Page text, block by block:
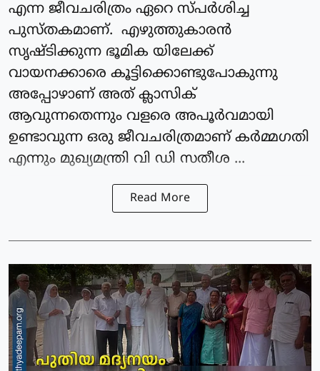
എന്ന ജീവചരിത്രം ഏറെ സ്പർശിച്ച
പുസ്തകമാണ്. എഴുത്തുകാരൻ
സൃഷ്ടിക്കുന്ന ഭൂമിക യിലേക്ക്
വായനക്കാരെ കൂട്ടിക്കൊണ്ടുപോകുന്നു
അപ്പോഴാണ് അത് ക്ലാസിക്
ആവുന്നതെന്നും വളരെ അപൂർവമായി
ഉണ്ടാവുന്ന ഒരു ജീവചരിത്രമാണ് കർമ്മഗതി
എന്നും മുഖ്യമന്ത്രി വി ഡി സതീശ ...
Read More